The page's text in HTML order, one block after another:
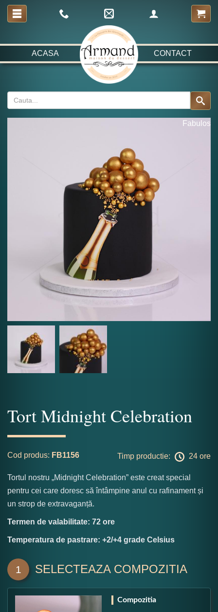
ACASA CONTACT
Fabulos
Tort Midnight Celebration
Cod produs: FB1156 Timp productie: 24 ore
Tortul nostru „Midnight Celebration” este creat special
pentru cei care doresc să întâmpine anul cu rafinament și
un strop de extravaganță.
Termen de valabilitate: 72 ore
Temperatura de pastrare: +2/+4 grade Celsius
1 SELECTEAZA COMPOZITIA
Compozitia